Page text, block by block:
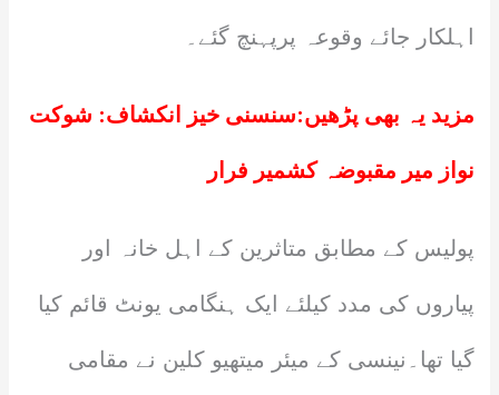
اہلکار جائے وقوعہ پرپہنچ گئے۔
مزید یہ بھی پڑھیں:سنسنی خیز انکشاف: شوکت
نواز میر مقبوضہ کشمیر فرار
پولیس کے مطابق متاثرین کے اہل خانہ اور
پیاروں کی مدد کیلئے ایک ہنگامی یونٹ قائم کیا
گیا تھا۔نینسی کے میئر میتھیو کلین نے مقامی